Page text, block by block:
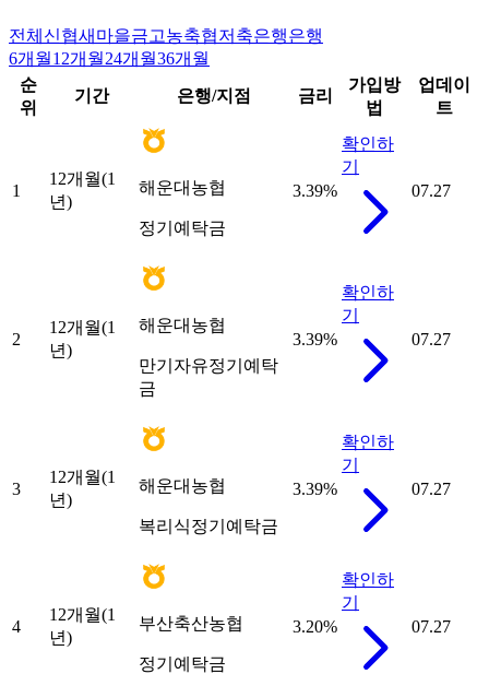
전체 신협새마을금고농축협저축은행은행
6개월12개월24개월36개월
순
위
기간 은행/지점 금리
가입방
법
업데이
트
1
12개월(1
년)
해운대농협
정기예탁금
3.39%
확인하
기
07.27
2
12개월(1
년)
해운대농협
만기자유정기예탁
금
3.39%
확인하
기
07.27
3
12개월(1
년)
해운대농협
복리식정기예탁금
3.39%
확인하
기
07.27
4
12개월(1
년)
부산축산농협
정기예탁금
3.20%
확인하
기
07.27